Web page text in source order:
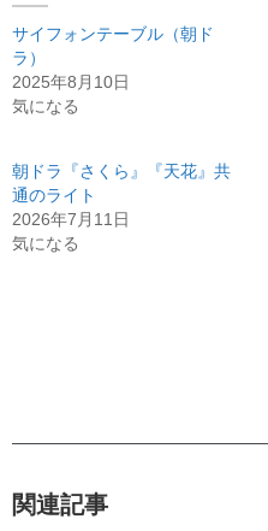
サイフォンテーブル（朝ド
ラ）
2025年8月10日
気になる
朝ドラ『さくら』『天花』共
通のライト
2026年7月11日
気になる
関連記事